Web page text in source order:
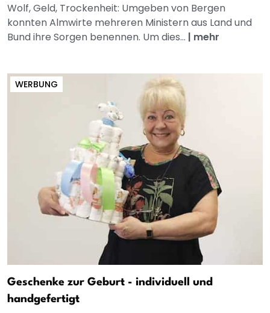
Wolf, Geld, Trockenheit: Umgeben von Bergen
konnten Almwirte mehreren Ministern aus Land und
Bund ihre Sorgen benennen. Um dies... | mehr
WERBUNG
Geschenke zur Geburt - individuell und
handgefertigt